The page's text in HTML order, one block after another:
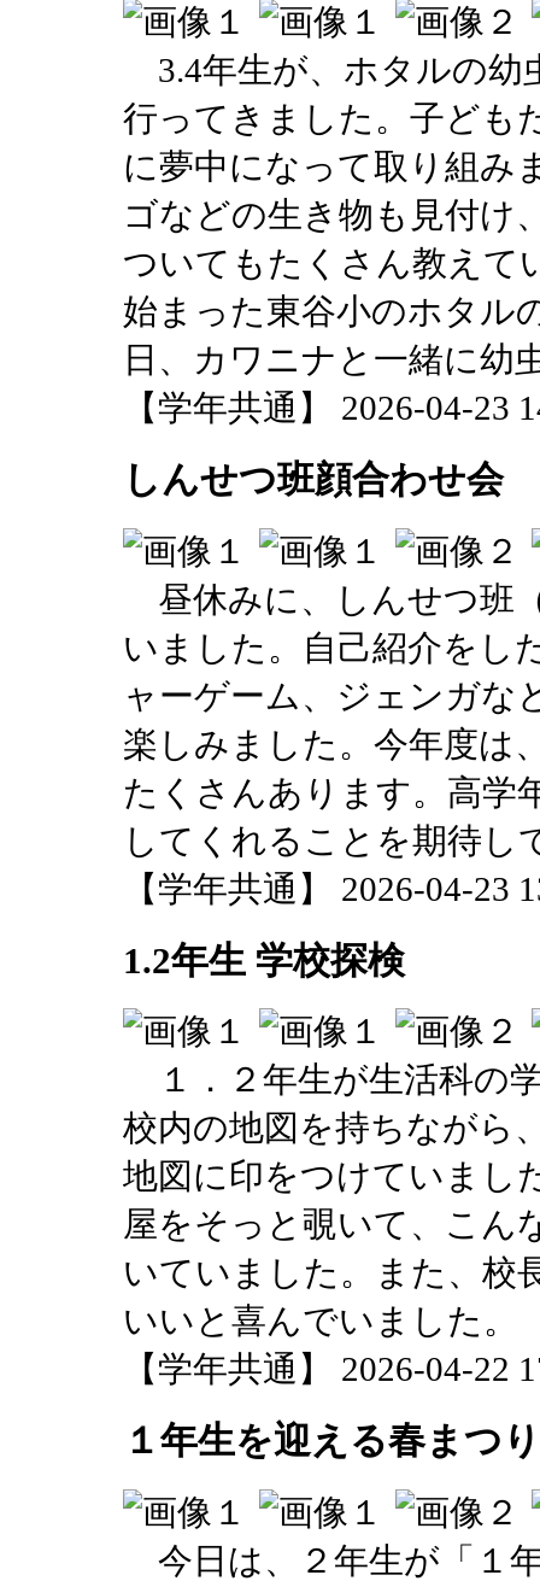
3.4年生が、ホタルの幼
行ってきました。子ども
に夢中になって取り組み
ゴなどの生き物も見付け
ついてもたくさん教えて
始まった東谷小のホタル
日、カワニナと一緒に幼
【学年共通】 2026-04-23
しんせつ班顔合わせ会
昼休みに、しんせつ班
いました。自己紹介をし
ャーゲーム、ジェンガな
楽しみました。今年度は
たくさんあります。高学
してくれることを期待し
【学年共通】 2026-04-23
1.2年生 学校探検
１．２年生が生活科の
校内の地図を持ちながら
地図に印をつけていまし
屋をそっと覗いて、こん
いていました。また、校
いいと喜んでいました。
【学年共通】 2026-04-22
１年生を迎える春まつ
今日は、２年生が「１